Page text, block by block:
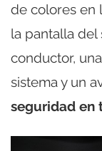
de colores en
la pantalla del
conductor,
sistema y un
seguridad en